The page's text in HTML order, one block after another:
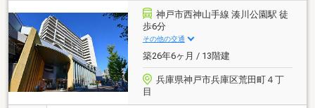
神戸市西神山手線 湊川公園駅 徒
歩6分
その他の交通
築26年6ヶ月 / 13階建
兵庫県神戸市兵庫区荒田町４丁
目